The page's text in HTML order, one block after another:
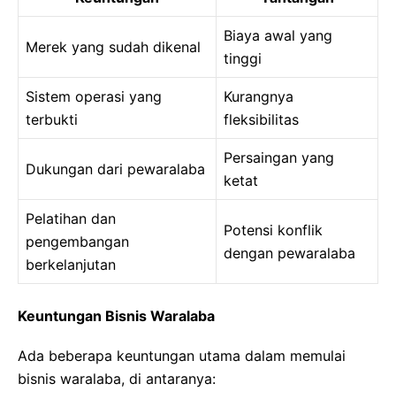
Merek yang sudah dikenal
Biaya awal yang
tinggi
Sistem operasi yang
terbukti
Kurangnya
fleksibilitas
Dukungan dari pewaralaba
Persaingan yang
ketat
Pelatihan dan
pengembangan
berkelanjutan
Potensi konflik
dengan pewaralaba
Keuntungan Bisnis Waralaba
Ada beberapa keuntungan utama dalam memulai
bisnis waralaba, di antaranya: